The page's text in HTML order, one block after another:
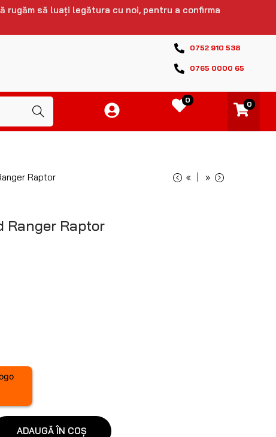
rugăm să luați legătura cu noi, pentru a confirma
0752 910 538
0765 0000 65
Caută
0 0
Raptor « »
Ranger Raptor
ADAUGĂ ÎN COȘ